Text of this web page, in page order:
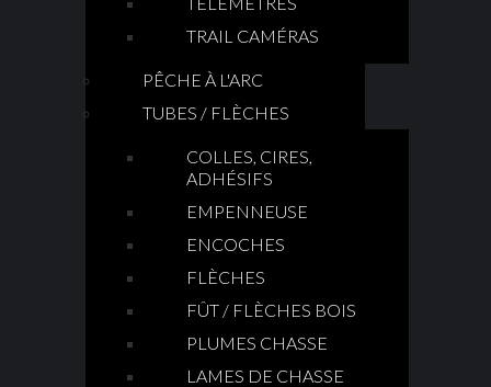
TRAIL CAMÉRAS
PÊCHE À L'ARC
TUBES / FLÈCHES
COLLES, CIRES,
ADHÉSIFS
EMPENNEUSE
ENCOCHES
FLÈCHES
FÛT / FLÈCHES BOIS
PLUMES CHASSE
LAMES DE CHASSE